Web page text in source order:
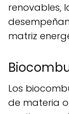
renovables,
matriz
Los biocombustibles son producidos a partir
de materia